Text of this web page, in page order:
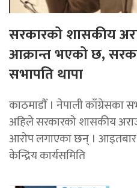
सरकारको शासकीय
आक्रान्त भएको छ,
सभापति थापा
काठमाडाैँ । नेपाली काँग्रेसका
अहिले सरकारको शासकीय
आरोप लगाएका छन् । आइतबार
केन्द्रिय कार्यसमिति